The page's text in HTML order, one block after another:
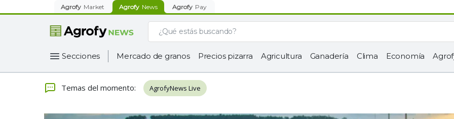
Agrofy Market Agrofy News Agrofy Pay
Secciones Mercado de granos Precios pizarra Agricultura Ganadería Clima Economía
Temas del momento: AgrofyNews Live